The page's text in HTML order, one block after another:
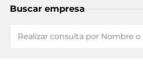
Buscar empresa